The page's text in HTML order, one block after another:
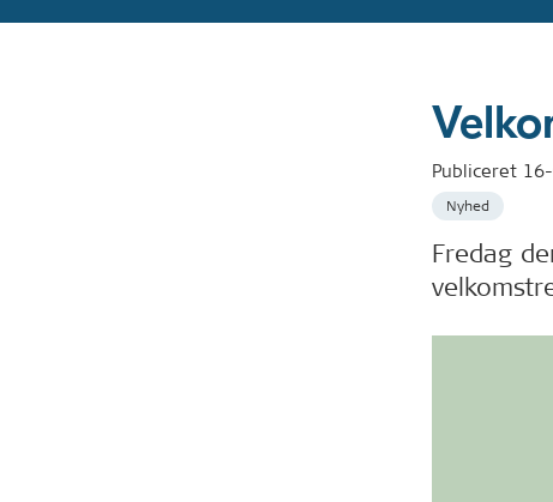
Publiceret
Nyhed
Fredag